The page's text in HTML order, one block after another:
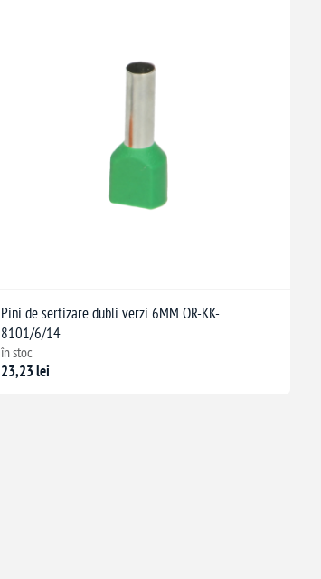
Pini de sertizare dubli verzi 6MM OR-KK-
8101/6/14
în stoc
23,23 lei